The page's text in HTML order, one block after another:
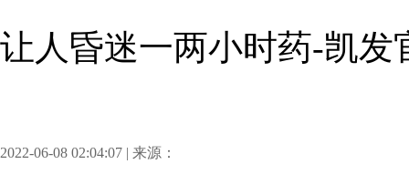
让人昏迷一两小时药-凯发
2022-06-08 02:04:07 | 来源：